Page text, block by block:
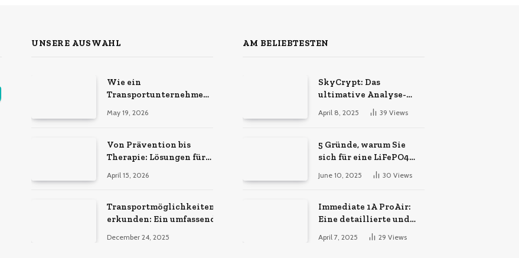
UNSERE AUSWAHL
Wie ein
Transportunternehmen
Logistiklösungen bietet
May 19, 2026
Von Prävention bis
Therapie: Lösungen für
April 15, 2026
Transportmöglichkeiten
erkunden: Ein umfassender
verschiedenen
December 24, 2025
AM BELIEBTESTEN
SkyCrypt: Das
ultimative Analyse-
Tool für Hypixel
SkyBlock-Spieler
April 8, 2025 39 Views
5 Gründe, warum Sie
sich für eine LiFePO4
Powerstation
entscheiden sollten
June 10, 2025 30 Views
Immediate 1A ProAir:
Eine detaillierte und
vertrauenswürdige
Analyse
April 7, 2025 29 Views